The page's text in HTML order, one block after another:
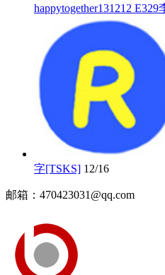
happytogether131212
字[TSKS] 12/16
邮箱：470423031@qq.com